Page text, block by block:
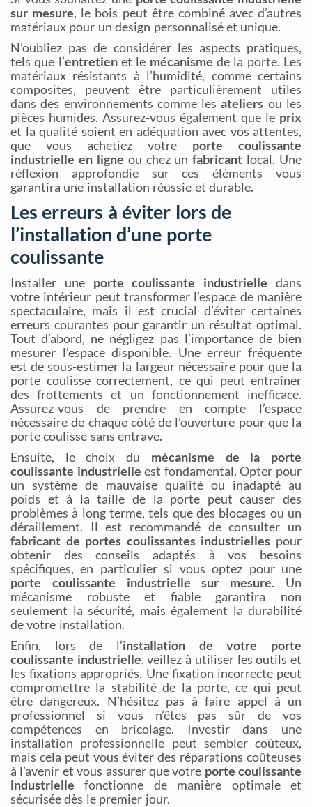
sur mesure, le bois peut être combiné avec d’autres
matériaux pour un design personnalisé et unique.
N’oubliez pas de considérer les aspects pratiques,
tels que l’entretienet le mécanisme de la porte. Les
matériaux résistants à l’humidité, comme certains
composites, peuvent être particulièrement utiles
dans des environnements comme lesateliers ou les
pièces humides. Assurez-vous également que le prix
et la qualité soient en adéquation avec vos attentes,
que vous achetiez votre porte coulissante
industrielle en ligne ou chez unfabricant local. Une
réflexion approfondie sur ces éléments vous
garantira une installation réussie et durable.
Les erreurs à éviter lors de
l’installation d’une porte
coulissante
Installer une porte coulissante industrielle dans
votre intérieur peut transformer l’espace de manière
spectaculaire, mais il est crucial d’éviter certaines
erreurs courantes pour garantir un résultat optimal.
Tout d’abord, ne négligez pas l’importance de bien
mesurer l’espace disponible. Une erreur fréquente
est de sous-estimer la largeur nécessaire pour que la
porte coulisse correctement, ce qui peut entraîner
des frottements et un fonctionnement inefficace.
Assurez-vous de prendre en compte l’espace
nécessaire de chaque côté de l’ouverture pour que la
porte coulisse sans entrave.
Ensuite, le choix du mécanisme de la porte
coulissante industrielle est fondamental. Opter pour
un système de mauvaise qualité ou inadapté au
poids et à la taille de la porte peut causer des
problèmes à long terme, tels que des blocages ou un
déraillement. Il est recommandé de consulter un
fabricant de portes coulissantes industrielles pour
obtenir des conseils adaptés à vos besoins
spécifiques, en particulier si vous optez pour une
porte coulissante industrielle sur mesure. Un
mécanisme robuste et fiable garantira non
seulement la sécurité, mais également la durabilité
de votre installation.
Enfin, lors de l’installation de votre porte
coulissante industrielle, veillez à utiliser les outils et
les fixations appropriés. Une fixation incorrecte peut
compromettre la stabilité de la porte, ce qui peut
être dangereux. N’hésitez pas à faire appel à un
professionnel si vous n’êtes pas sûr de vos
compétences en bricolage. Investir dans une
installation professionnelle peut sembler coûteux,
mais cela peut vous éviter des réparations coûteuses
à l’avenir et vous assurer que votre porte coulissante
industrielle fonctionne de manière optimale et
sécurisée dès le premier jour.